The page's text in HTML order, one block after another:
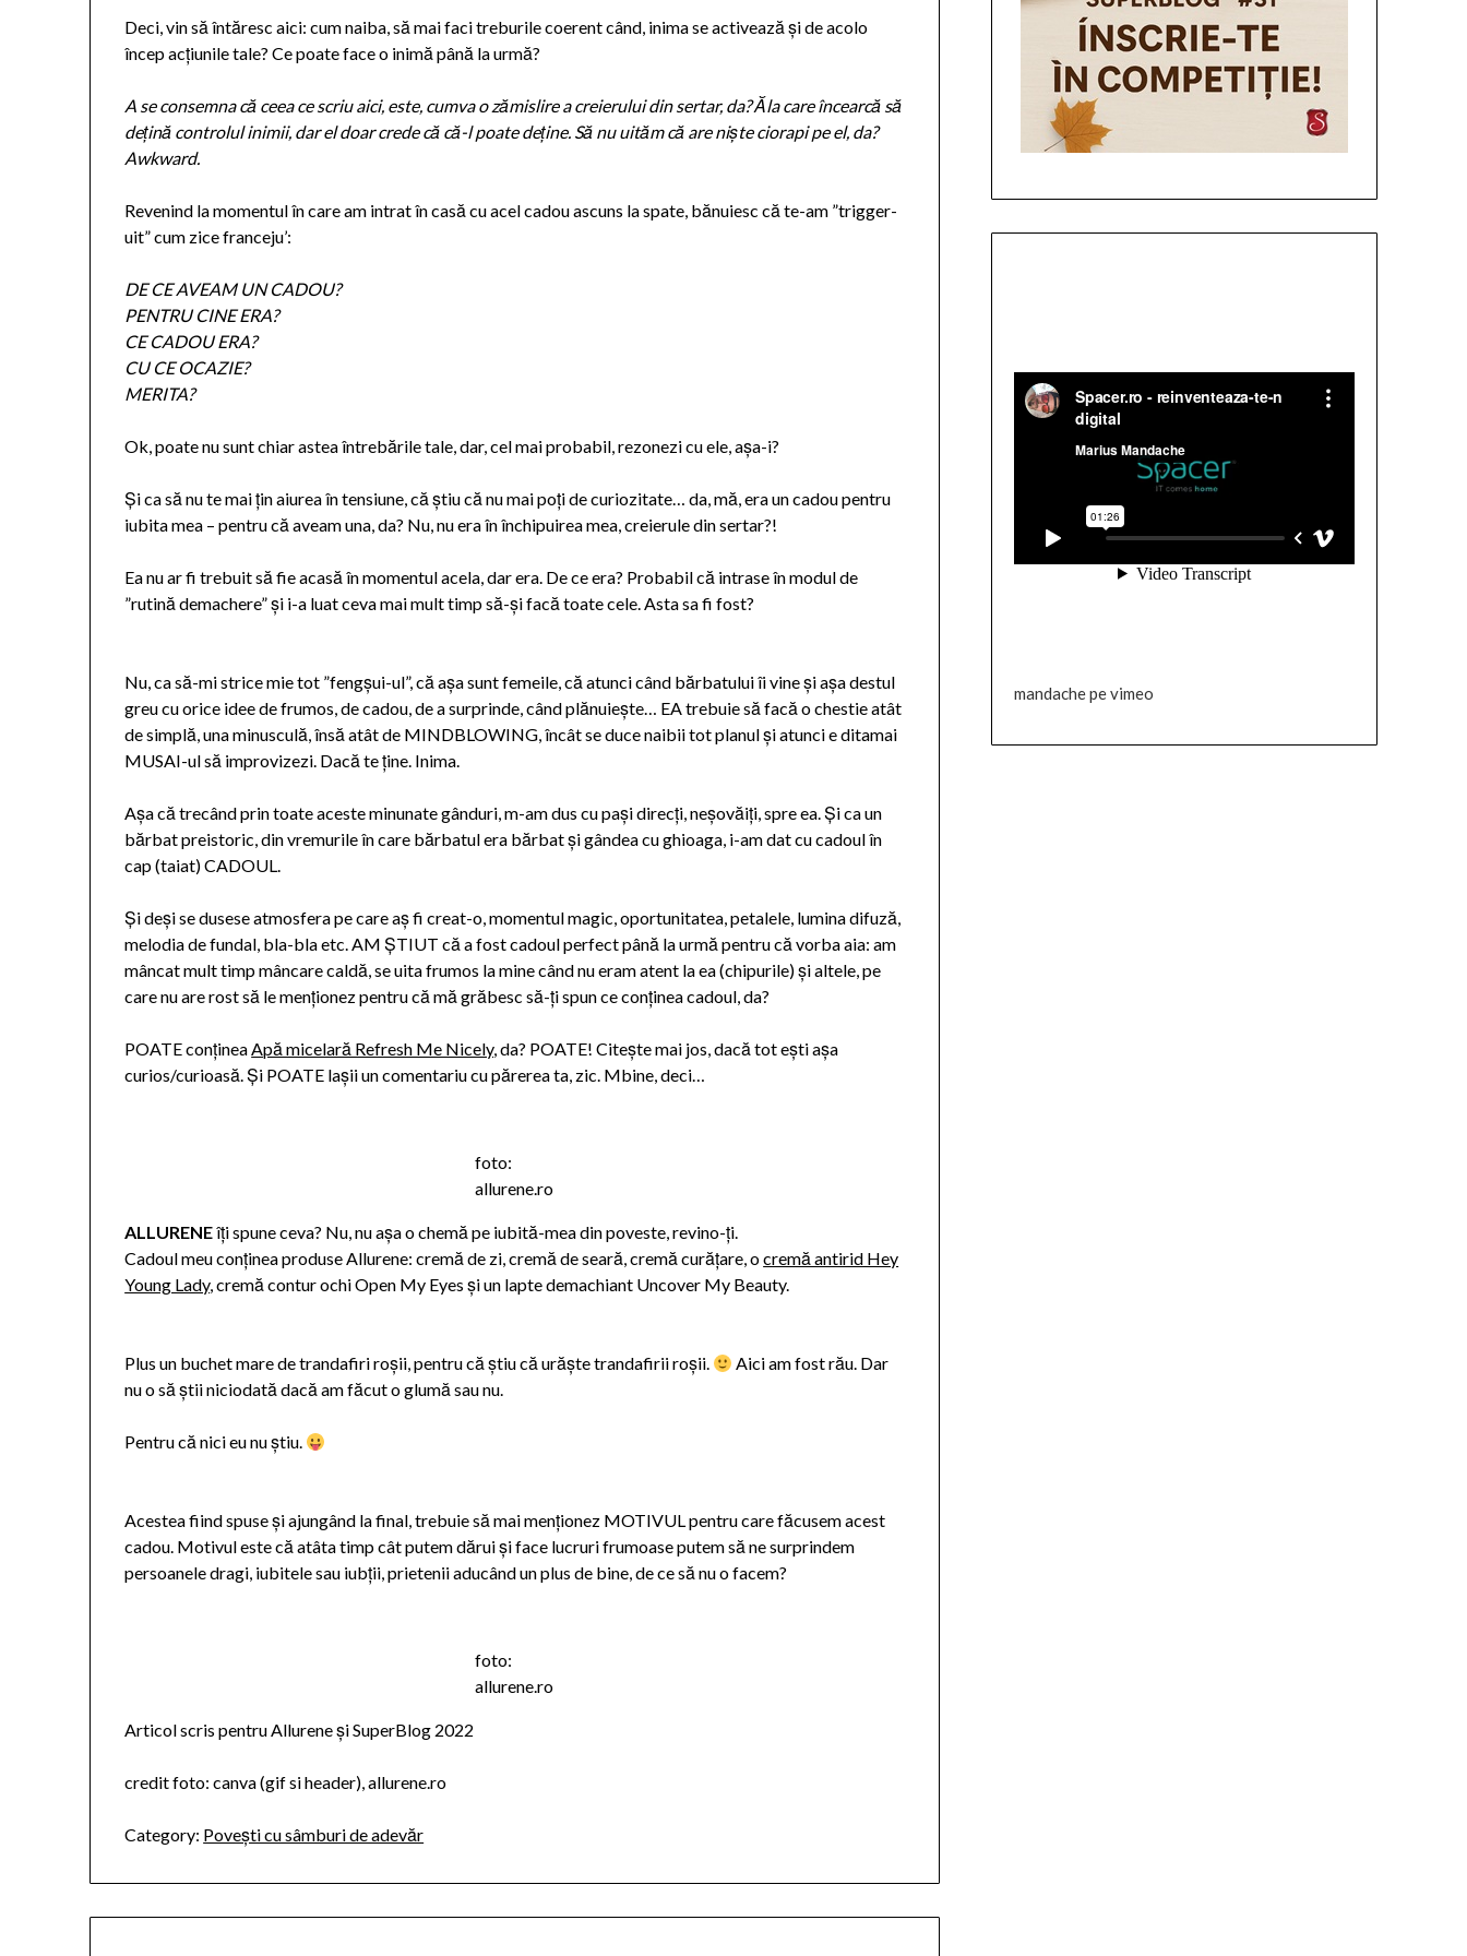
Deci, vin să întăresc aici: cum naiba, să mai faci treburile coerent când, inima se activează și de acolo
încep acțiunile tale? Ce poate face o inimă până la urmă?
A se consemna că ceea ce scriu aici, este, cumva o zămislire a creierului din sertar, da? Ăla care încearcă să
dețină controlul inimii, dar el doar crede că că-l poate deține. Să nu uităm că are niște ciorapi pe el, da?
Awkward.
Revenind la momentul în care am intrat în casă cu acel cadou ascuns la spate, bănuiesc că te-am ”trigger-
uit” cum zice franceju’:
DE CE AVEAM UN CADOU?
PENTRU CINE ERA?
CE CADOU ERA?
CU CE OCAZIE?
MERITA?
Ok, poate nu sunt chiar astea întrebările tale, dar, cel mai probabil, rezonezi cu ele, așa-i?
Și ca să nu te mai țin aiurea în tensiune, că știu că nu mai poți de curiozitate… da, mă, era un cadou pentru
iubita mea – pentru că aveam una, da? Nu, nu era în închipuirea mea, creierule din sertar?!
Ea nu ar fi trebuit să fie acasă în momentul acela, dar era. De ce era? Probabil că intrase în modul de
”rutină demachere” și i-a luat ceva mai mult timp să-și facă toate cele. Asta sa fi fost?
Nu, ca să-mi strice mie tot ”fengșui-ul”, că așa sunt femeile, că atunci când bărbatului îi vine și așa destul
greu cu orice idee de frumos, de cadou, de a surprinde, când plănuiește… EA trebuie să facă o chestie atât
de simplă, una minusculă, însă atât de MINDBLOWING, încât se duce naibii tot planul și atunci e ditamai
MUSAI-ul să improvizezi. Dacă te ține. Inima.
Așa că trecând prin toate aceste minunate gânduri, m-am dus cu pași direcți, neșovăiți, spre ea. Și ca un
bărbat preistoric, din vremurile în care bărbatul era bărbat și gândea cu ghioaga, i-am dat cu cadoul în
cap (taiat) CADOUL.
Și deși se dusese atmosfera pe care aș fi creat-o, momentul magic, oportunitatea, petalele, lumina difuză,
melodia de fundal, bla-bla etc. AM ȘTIUT că a fost cadoul perfect până la urmă pentru că vorba aia: am
mâncat mult timp mâncare caldă, se uita frumos la mine când nu eram atent la ea (chipurile) și altele, pe
care nu are rost să le menționez pentru că mă grăbesc să-ți spun ce conținea cadoul, da?
POATE conțineaApă micelară Refresh Me Nicely, da? POATE! Citește mai jos, dacă tot ești așa
curios/curioasă. Și POATE lașii un comentariu cu părerea ta, zic. Mbine, deci…
foto:
allurene.ro
ALLURENEîți spune ceva? Nu, nu așa o chemă pe iubită-mea din poveste, revino-ți.
Cadoul meu conținea produse Allurene: cremă de zi, cremă de seară, cremă curățare, ocremă antirid Hey
Young Lady, cremă contur ochi Open My Eyes și un lapte demachiant Uncover My Beauty.
Plus un buchet mare de trandafiri roșii, pentru că știu că urăște trandafirii roșii.
Aici am fost rău. Dar
nu o să știi niciodată dacă am făcut o glumă sau nu.
Pentru că nici eu nu știu.
Acestea fiind spuse și ajungând la final, trebuie să mai menționez MOTIVUL pentru care făcusem acest
cadou. Motivul este că atâta timp cât putem dărui și face lucruri frumoase putem să ne surprindem
persoanele dragi, iubitele sau iubții, prietenii aducând un plus de bine, de ce să nu o facem?
foto:
allurene.ro
Articol scris pentru Allurene și SuperBlog 2022
credit foto: canva (gif si header), allurene.ro
Category: Povești cu sâmburi de adevăr
mandache pe vimeo